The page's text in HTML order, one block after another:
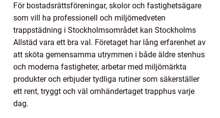
För bostadsrättsföreningar, skolor och fastighetsägare
som vill ha professionell och miljömedveten
trappstädning i Stockholmsområdet kan Stockholms
Allstäd vara ett bra val. Företaget har lång erfarenhet av
att sköta gemensamma utrymmen i både äldre stenhus
och moderna fastigheter, arbetar med miljömärkta
produkter och erbjuder tydliga rutiner som säkerställer
ett rent, tryggt och väl omhändertaget trapphus varje
dag.